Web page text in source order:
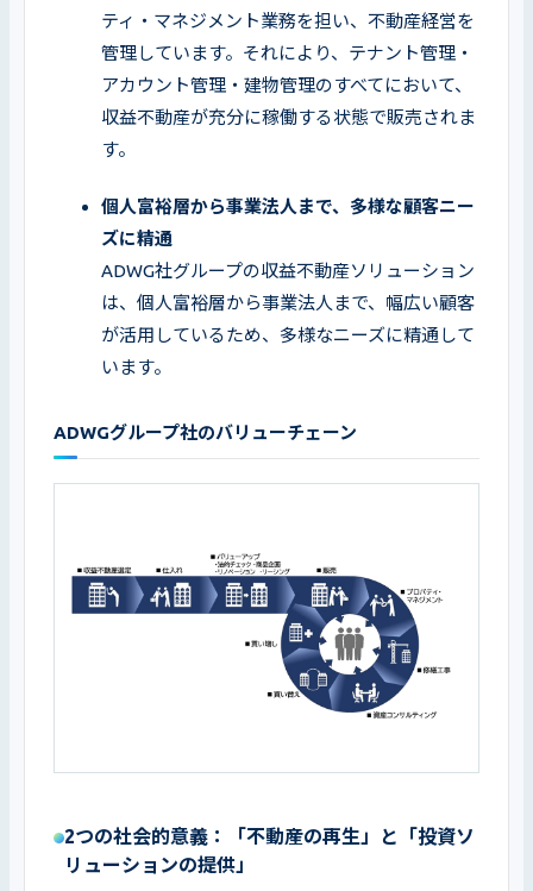
ティ・マネジメント業務を担い、不動産経営を
管理しています。それにより、テナント管理・
アカウント管理・建物管理のすべてにおいて、
収益不動産が充分に稼働する状態で販売されま
す。
個人富裕層から事業法人まで、多様な顧客ニー
ADWG社グループの収益不動産ソリューション
は、個人富裕層から事業法人まで、幅広い顧客
が活用しているため、多様なニーズに精通して
います。
ADWGグループ社のバリューチェーン
2つの社会的意義：「不動産の再生」と「投資ソ
リューションの提供」